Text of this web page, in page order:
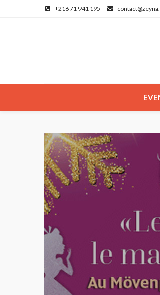
+216 71 941 195